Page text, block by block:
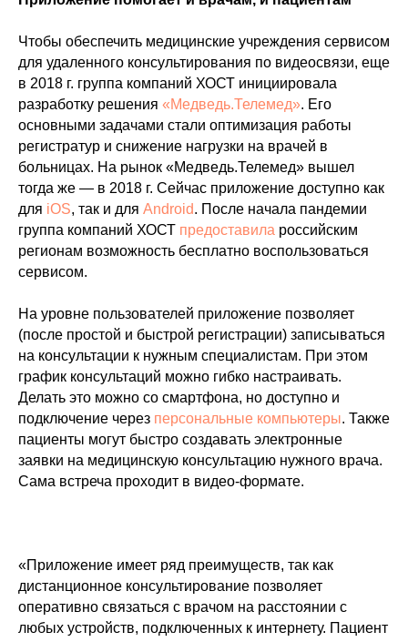
Чтобы обеспечить медицинские учреждения сервисом
для удаленного консультирования по видеосвязи, еще
в 2018 г. группа компаний ХОСТ инициировала
разработку решения «Медведь.Телемед». Его
основными задачами стали оптимизация работы
регистратур и снижение нагрузки на врачей в
больницах. На рынок «Медведь.Телемед» вышел
тогда же — в 2018 г. Сейчас приложение доступно как
для iOS, так и для Android. После начала пандемии
группа компаний ХОСТ предоставила российским
регионам возможность бесплатно воспользоваться
сервисом.
На уровне пользователей приложение позволяет
(после простой и быстрой регистрации) записываться
на консультации к нужным специалистам. При этом
график консультаций можно гибко настраивать.
Делать это можно со смартфона, но доступно и
подключение через персональные компьютеры. Также
пациенты могут быстро создавать электронные
заявки на медицинскую консультацию нужного врача.
Сама встреча проходит в видео-формате.
«Приложение имеет ряд преимуществ, так как
дистанционное консультирование позволяет
оперативно связаться с врачом на расстоянии с
любых устройств, подключенных к интернету. Пациент